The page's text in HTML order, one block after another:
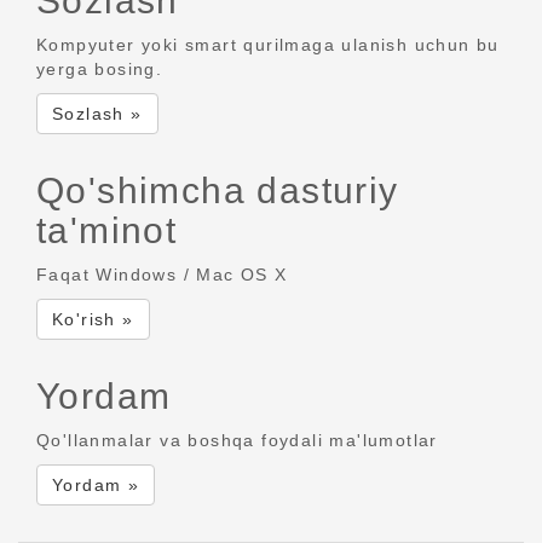
Kompyuter yoki smart qurilmaga ulanish uchun bu
yerga bosing.
Sozlash »
Qo'shimcha dasturiy
ta'minot
Faqat Windows / Mac OS X
Ko'rish »
Yordam
Qo'llanmalar va boshqa foydali ma'lumotlar
Yordam »